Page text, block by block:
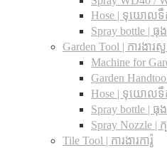
Hose | ទុយោលទឹ
Spray bottle | ធុ
Garden Tool | ការងារ
Machine for
Garden
Hose | ទុយោលទឹ
Spray bottle | ធុ
Spray Nozzle |
Tile Tool | ការងារការ៉ូ